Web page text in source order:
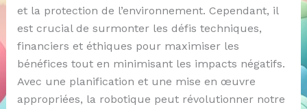
et la protection de l’environnement. Cependant, il
est crucial de surmonter les défis techniques,
financiers et éthiques pour maximiser les
bénéfices tout en minimisant les impacts négatifs.
Avec une planification et une mise en œuvre
appropriées, la robotique peut révolutionner notre